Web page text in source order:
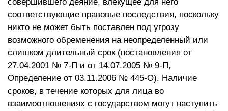
соответствующие правовые последствия, поскольку
никто не может быть поставлен под угрозу
возможного обременения на неопределенный или
слишком длительный срок (постановления от
27.04.2001 № 7-П и от 14.07.2005 № 9-П,
Определение от 03.11.2006 № 445-О). Наличие
сроков, в течение которых для лица во
взаимоотношениях с государством могут наступить